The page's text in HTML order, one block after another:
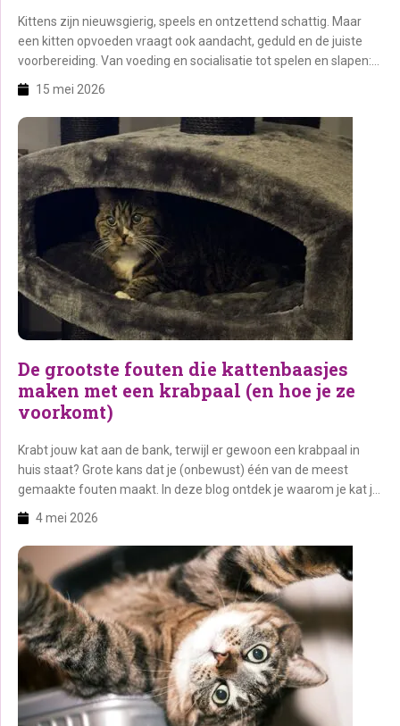
Kittens zijn nieuwsgierig, speels en ontzettend schattig. Maar
een kitten opvoeden vraagt ook aandacht, geduld en de juiste
voorbereiding. Van voeding en socialisatie tot spelen en slapen:
in deze blog ontdek je alles wat je moet weten om jouw kitten
een veilige en liefdevolle start te geven. Op deze pagina: 1.
Waarom kittens zoveel aandacht […]
15 mei 2026
De grootste fouten die kattenbaasjes
maken met een krabpaal (en hoe je ze
voorkomt)
Krabt jouw kat aan de bank, terwijl er gewoon een krabpaal in
huis staat? Grote kans dat je (onbewust) één van de meest
gemaakte fouten maakt. In deze blog ontdek je waarom je kat je
krabpaal negeert én hoe je ervoor zorgt dat jouw Rebel er wél dol
op wordt. Op deze pagina: 1. Waarom […]
4 mei 2026